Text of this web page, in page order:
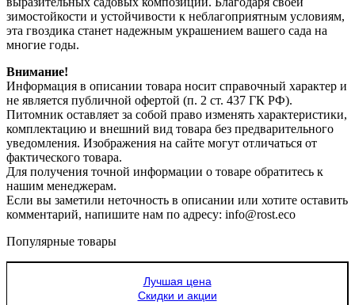
зимостойкости и устойчивости к неблагоприятным условиям,
эта гвоздика станет надежным украшением вашего сада на
многие годы.
Внимание!
Информация в описании товара носит справочный характер и
не является публичной офертой (п. 2 ст. 437 ГК РФ).
Питомник оставляет за собой право изменять характеристики,
комплектацию и внешний вид товара без предварительного
уведомления. Изображения на сайте могут отличаться от
фактического товара.
Для получения точной информации о товаре обратитесь к
нашим менеджерам.
Если вы заметили неточность в описании или хотите оставить
комментарий, напишите нам по адресу: info@rost.eco
Популярные товары
Лучшая цена
Скидки и акции